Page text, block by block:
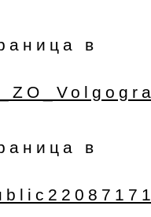
в
в